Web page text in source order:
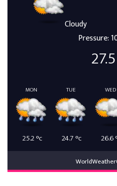
Cloudy
Pressure:
27.5
MON
25.2°c
TUE
24.7 °c
WED
26.6